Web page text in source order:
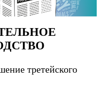
третейского